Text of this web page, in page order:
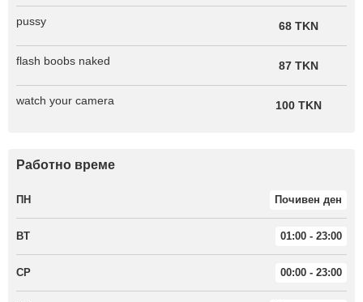
pussy 68 TKN
flash boobs naked 87 TKN
watch your camera 100 TKN
Работно време
ПН Почивен ден
ВТ 01:00 - 23:00
СР 00:00 - 23:00